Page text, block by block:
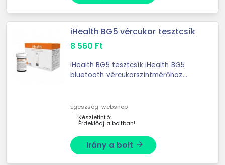
iHealth BG5 vércukor tesztcsík
8 560 Ft
iHealth BG5 tesztcsík iHealth BG5
bluetooth vércukorszintmérőhöz
és iPod touch
készülékekhez.Csomag tartalma:
Egeszség-webshop
Készletinfó:
Érdeklődj a boltban!
Irány a bolt arrow_forward